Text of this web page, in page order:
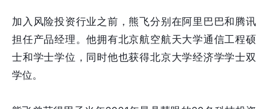
加入风险投资行业之前，熊飞分别在阿里巴巴和腾讯
担任产品经理。他拥有北京航空航天大学通信工程硕
士和学士学位，同时他也获得北京大学经济学学士双
学位。